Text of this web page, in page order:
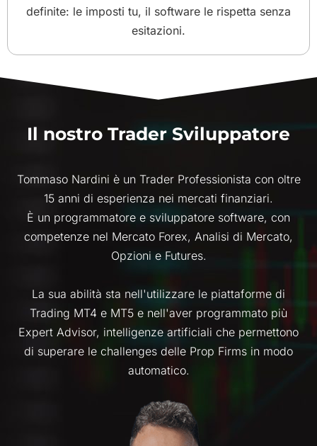
definite: le imposti tu, il software le rispetta senza
esitazioni.
Il nostro Trader Sviluppatore
Tommaso Nardini è un Trader Professionista con oltre
15 anni di esperienza nei mercati finanziari.
È un programmatore e sviluppatore software, con
competenze nel Mercato Forex, Analisi di Mercato,
Opzioni e Futures.
La sua abilità sta nell'utilizzare le piattaforme di
Trading MT4 e MT5 e nell'aver programmato più
Expert Advisor, intelligenze artificiali che permettono
di superare le challenges delle Prop Firms in modo
automatico.